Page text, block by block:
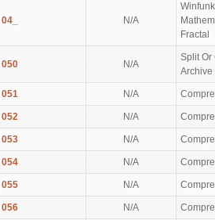
04_ N/A
Fractal
050 N/A
Split Or
Archive
051 N/A
052 N/A
053 N/A
054 N/A
055 N/A
056 N/A